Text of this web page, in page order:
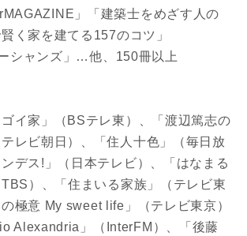
」「建築士をめざす人の
く家を建てる157のコツ」
シャンズ」…他、150冊以上
ゴイ家」（BSテレ東）、「渡辺篤志の
レビ朝日）、「住人十色」（毎日放
デス!」（日本テレビ）、「はなまる
）、「住まいる家族」（テレビ東
極意 My sweet life」（テレビ東京）
Alexandria」（InterFM）、「後藤